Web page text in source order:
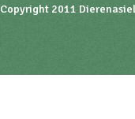
Copyright 2011